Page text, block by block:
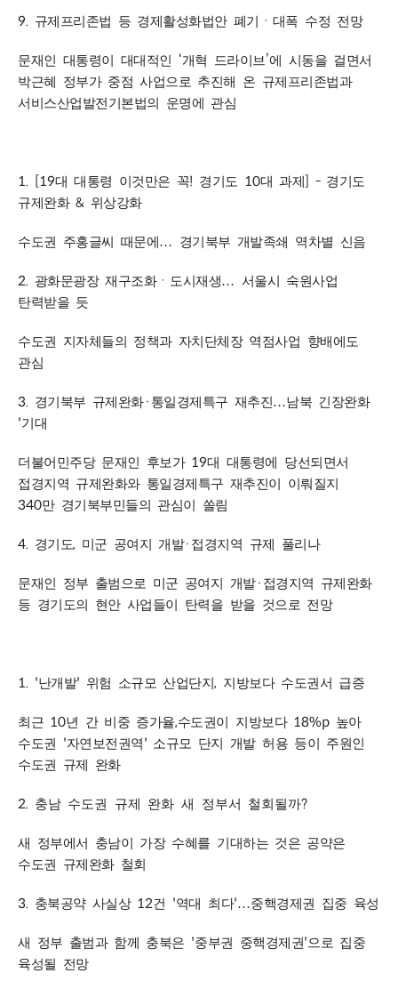
9. 규제프리존법 등 경제활성화법안 폐기 ㆍ 대폭 수정 전망
문재인 대통령이 대대적인 ‘개혁 드라이브’에 시동을 걸면서
박근혜 정부가 중점 사업으로 추진해 온 규제프리존법과
서비스산업발전기본법의 운명에 관심
1. [19대 대통령 이것만은 꼭! 경기도 10대 과제 ] - 경기도
규제완화& 위상강화
수도권 주홍글씨 때문에 … 경기북부 개발족쇄 역차별 신음
2. 광화문광장 재구조화ㆍ 도시재생… 서울시 숙원사업
탄력받을 듯
수도권 지자체들의 정책과 자치단체장 역점사업 향배에도
관심
3. 경기북부 규제완화· 통일경제특구 재추진 …남북 긴장완화
'기대
더불어민주당 문재인 후보가 19대 대통령에 당선되면서
접경지역 규제완화와 통일경제특구 재추진이 이뤄질지
340만 경기북부민들의 관심이 쏠림
4. 경기도, 미군 공여지 개발· 접경지역 규제 풀리나
문재인 정부 출범으로 미군 공여지 개발· 접경지역 규제완화
등 경기도의 현안 사업들이 탄력을 받을 것으로 전망
1. '난개발' 위험 소규모 산업단지, 지방보다 수도권서 급증
최근 10년 간 비중 증가율,수도권이 지방보다 18%p 높아
수도권 '자연보전권역' 소규모 단지 개발 허용 등이 주원인
수도권 규제 완화
2. 충남 수도권 규제 완화 새 정부서 철회될까?
새 정부에서 충남이 가장 수혜를 기대하는 것은 공약은
수도권 규제완화 철회
3. 충북공약 사실상 12건 '역대 최다'…중핵경제권 집중 육성
새 정부 출범과 함께 충북은 '중부권 중핵경제권'으로 집중
육성될 전망